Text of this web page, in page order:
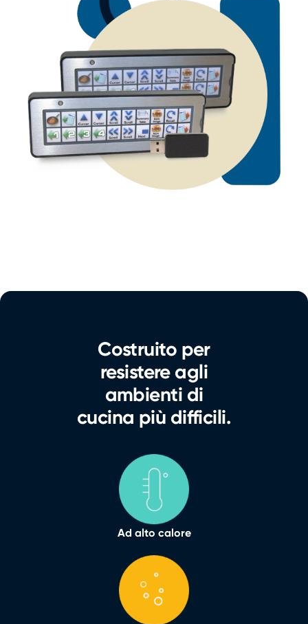
Costruito per
resistere agli
ambienti di
cucina più difficili.
Ad alto calore